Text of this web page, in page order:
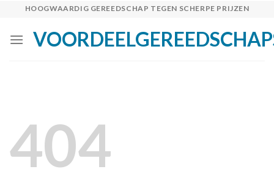
to
HOOGWAARDIG GEREEDSCHAP TEGEN SCHERPE PRIJZEN
404